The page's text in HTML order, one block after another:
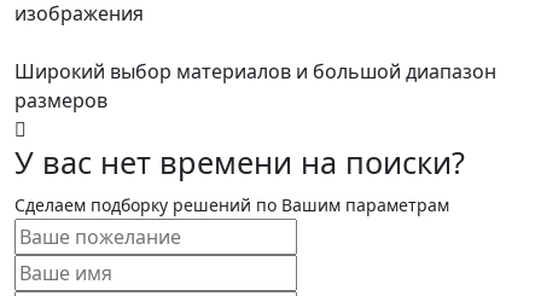
изображения
Широкий выбор материалов и большой диапазон
размеров
У вас нет времени на поиски?
Сделаем подборку решений по Вашим параметрам